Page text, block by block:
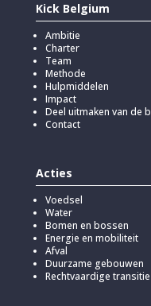
Kick Belgium
Ambitie
Charter
Team
Methode
Hulpmiddelen
Impact
Deel uitmaken van de
Contact
Acties
Voedsel
Water
Bomen en bossen
Energie en mobiliteit
Afval
Duurzame gebouwen
Rechtvaardige transitie